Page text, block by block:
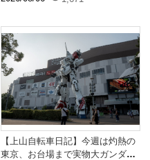
【上山自転車日記】今週は灼熱の
東京、お台場まで実物大ガンダム